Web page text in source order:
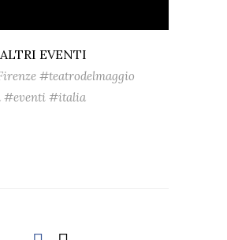
EVENTI
#teatrodelmaggio
#eventi #italia